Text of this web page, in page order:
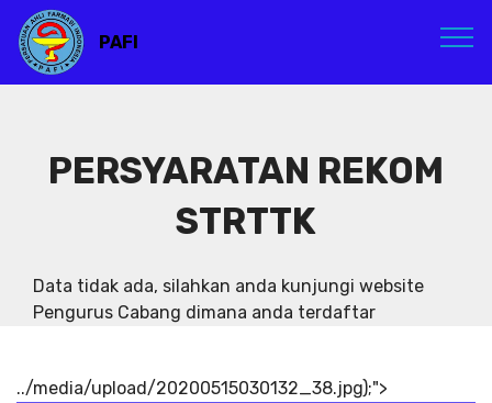
PAFI
PERSYARATAN REKOM
STRTTK
Data tidak ada, silahkan anda kunjungi website
Pengurus Cabang dimana anda terdaftar
../media/upload/20200515030132_38.jpg);">